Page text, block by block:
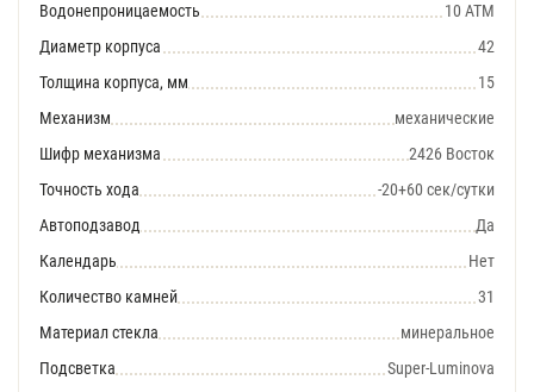
Водонепроницаемость
10 АТМ
Диаметр корпуса
42
Толщина корпуса, мм
15
Механизм
механические
Шифр механизма
2426 Восток
Точность хода
-20+60 сек/сутки
Автоподзавод
Да
Календарь
Нет
Количество камней
31
Материал стекла
минеральное
Подсветка
Super-Luminova